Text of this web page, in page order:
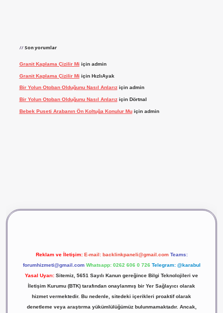
Son yorumlar
Granit Kaplama Çizilir Mi için admin
Granit Kaplama Çizilir Mi için HızlıAyak
Bir Yolun Otoban Olduğunu Nasıl Anlarıziçin admin
Bir Yolun Otoban Olduğunu Nasıl Anlarıziçin Dörtnal
Bebek Puseti Arabanın Ön Koltuğa Konulur Muiçin admin
Reklam ve İletişim: E-mail: backlinkpaneli@gmail.com Teams:
forumhizmeti@gmail.com Whatsapp: 0262 606 0 726 Telegram: @karabul
Yasal Uyarı: Sitemiz, 5651 Sayılı Kanun gereğince Bilgi Teknolojileri ve
İletişim Kurumu (BTK) tarafından onaylanmış bir Yer Sağlayıcı olarak
hizmet vermektedir. Bu nedenle, sitedeki içerikleri proaktif olarak
denetleme veya araştırma yükümlülüğümüz bulunmamaktadır. Ancak,